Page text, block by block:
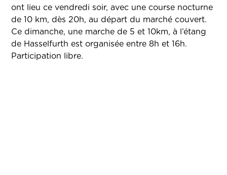
ont lieu ce vendredi soir, avec une course nocturne
de 10 km, dès 20h, au départ du marché couvert.
Ce dimanche, une marche de 5 et 10km, à l’étang
de Hasselfurth est organisée entre 8h et 16h.
Participation libre.